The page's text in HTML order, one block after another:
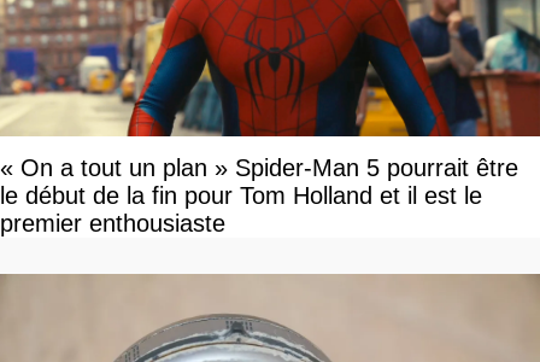
« On a tout un plan » Spider-Man 5 pourrait être
le début de la fin pour Tom Holland et il est le
premier enthousiaste